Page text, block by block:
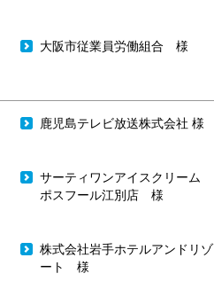
大阪市従業員労働組合 様
鹿児島テレビ放送株式会社 様
サーティワンアイスクリーム
ポスフール江別店 様
株式会社岩手ホテルアンドリゾ
ート 様